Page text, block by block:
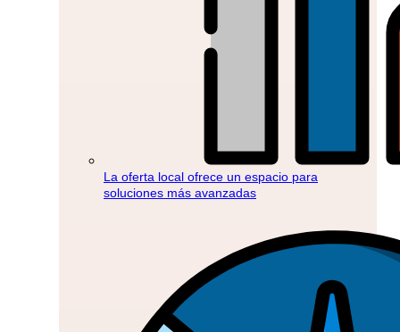
La oferta local ofrece un espacio para
soluciones más avanzadas